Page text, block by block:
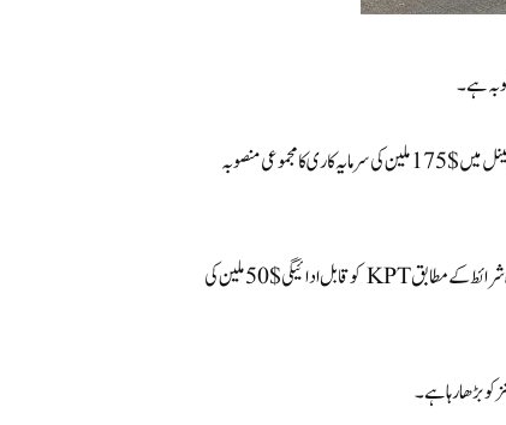
کے جی ٹی ایل کے سربراہ نے کہا، "ہمارے پاس کنٹینر ٹرمینل میں $220 ملین کی سرمایہ کاری اور کثیر مقصدی بلک ٹرمینل میں $175 ملین کی سرمایہ کاری کا مجموعی منصوبہ
AD پورٹس گروپ نے شیخ کو بلک اور جنرل کارگو ٹرمینل کے آپریشنز کے آؤٹ سورسنگ کے معاہدے میں بیان کردہ شرائط کے مطابق KPT کو قابل ادائیگی $50 ملین کی
بڑھا رہا ہے۔